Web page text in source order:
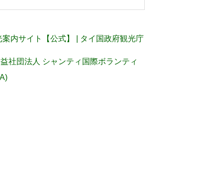
案内サイト【公式】 | タイ国政府観光庁
社団法人 シャンティ国際ボランティ